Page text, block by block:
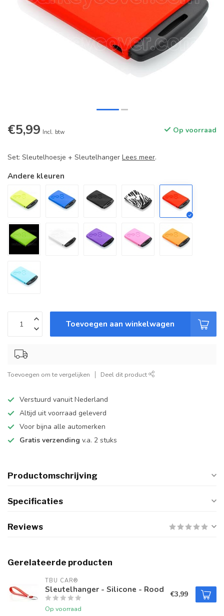
€5,99 Incl. btw Op voorraad
Set: Sleutelhoesje + Sleutelhanger Lees meer.
Andere kleuren
Toevoegen aan winkelwagen
Toevoegen om te vergelijken Deel dit product
Verstuurd vanuit Nederland
Altijd uit voorraad geleverd
Voor bijna alle automerken
Gratis verzending v.a. 2 stuks
Productomschrijving
Specificaties
Reviews
Gerelateerde producten
TBU CAR®
Sleutelhanger - Silicone - Rood
Op voorraad
€3,99